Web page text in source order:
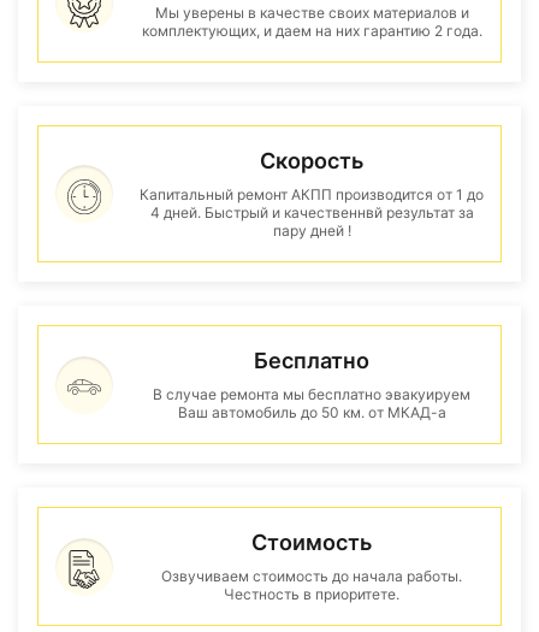
Мы уверены в качестве своих материалов и
комплектующих, и даем на них гарантию 2 года.
Скорость
Капитальный ремонт АКПП производится от 1 до
4 дней. Быстрый и качественнвй результат за
пару дней !
Бесплатно
В случае ремонта мы бесплатно эвакуируем
Ваш автомобиль до 50 км. от МКАД-а
Стоимость
Озвучиваем стоимость до начала работы.
Честность в приоритете.